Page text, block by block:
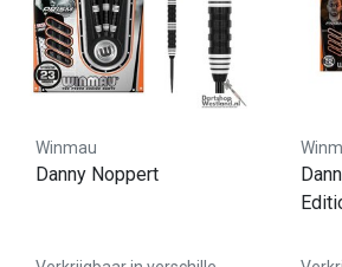
Winmau
Danny Noppert